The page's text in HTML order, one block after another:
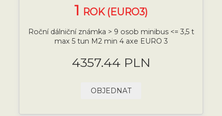
1 ROK (EURO3)
Roční dálniční známka > 9 osob minibus <= 3,5 t
max 5 tun M2 min 4 axe EURO 3
4357.44 PLN
OBJEDNAT